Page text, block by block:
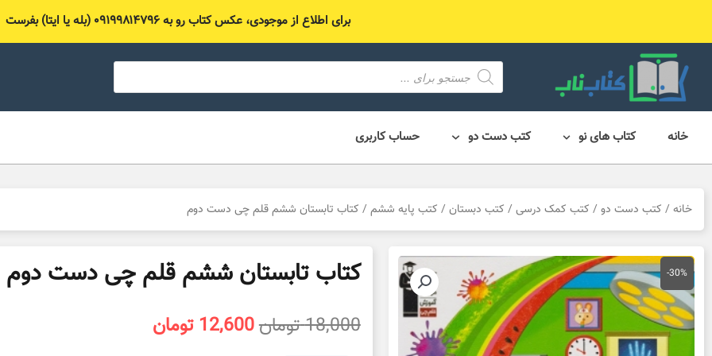
محتوا
برای اطلاع از موجودی، عکس کتاب رو به ۰۹۱۹۹۸۱۴۷۹۶ (بله یا ایتا) بفرست
محصول
search
خانه کتاب های نو کتب دست دو حساب کاربری
خانه / کتب دست دو / کتب کمک درسی / کتب دبستان / کتب پایه ششم / کتاب تابستان ششم قلم چی دست دوم
-30% کتاب تابستان ششم قلم چی دست دوم
18,000تومانقیمت
12,600 تومان